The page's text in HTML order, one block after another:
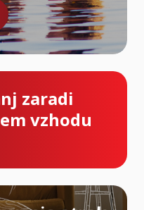
zaradi
vzhodu